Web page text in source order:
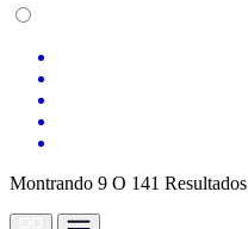
Montrando 9 O 141 Resultados